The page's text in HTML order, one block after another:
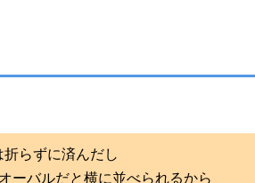
らずに済んだし
ーバルだと横に並べられるから